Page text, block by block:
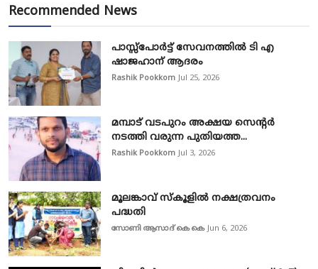
Recommended News
പാസ്സ്‌പോർട്ട് സേവനത്തിൽ ടി എ
ഷാജഹാന് ആദരം
Rashik Pookkom Jul 25, 2026
മമ്പാട് വടപുറം അക്ഷയ സെന്റർ
നടത്തി വരുന്ന പുതിയത്ത...
Rashik Pookkom Jul 3, 2026
മൂലങ്കാവ് സ്കൂളിൽ നക്ഷത്രവനം
പദ്ധതി
സോണി ആസാദ് കെ കെ Jun 6, 2026